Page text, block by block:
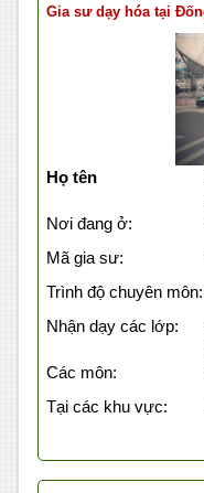
Gia sư dạy hóa tại
Họ tên
Nơi đang ở:
Mã gia sư:
Trình độ chuyên môn:
Nhận dạy các lớp:
Các môn:
Tại các khu vực: